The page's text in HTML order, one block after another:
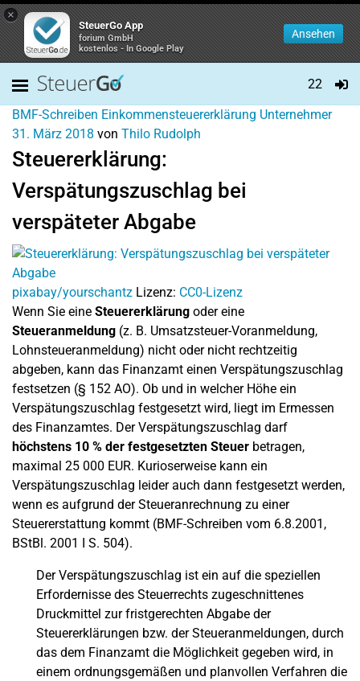
×
SteuerGo App
forium GmbH
kostenlos - In Google Play
Ansehen
22
BMF-Schreiben Einkommensteuererklärung Unternehmer
31. März 2018 von Thilo Rudolph
Steuererklärung:
Verspätungszuschlag bei
verspäteter Abgabe
pixabay/yourschantz Lizenz: CC0-Lizenz
Wenn Sie eine Steuererklärung oder eine
Steueranmeldung (z. B. Umsatzsteuer-Voranmeldung,
Lohnsteueranmeldung) nicht oder nicht rechtzeitig
abgeben, kann das Finanzamt einen Verspätungszuschlag
festsetzen (§ 152 AO). Ob und in welcher Höhe ein
Verspätungszuschlag festgesetzt wird, liegt im Ermessen
des Finanzamtes. Der Verspätungszuschlag darf
höchstens 10 % der festgesetzten Steuer betragen,
maximal 25 000 EUR. Kurioserweise kann ein
Verspätungszuschlag leider auch dann festgesetzt werden,
wenn es aufgrund der Steueranrechnung zu einer
Steuererstattung kommt (BMF-Schreiben vom 6.8.2001,
BStBl. 2001 I S. 504).
Der Verspätungszuschlag ist ein auf die speziellen
Erfordernisse des Steuerrechts zugeschnittenes
Druckmittel zur fristgerechten Abgabe der
Steuererklärungen bzw. der Steueranmeldungen, durch
das dem Finanzamt die Möglichkeit gegeben wird, in
einem ordnungsgemäßen und planvollen Verfahren die